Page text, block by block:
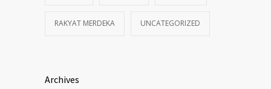
RAKYAT MERDEKA UNCATEGORIZED
Archives